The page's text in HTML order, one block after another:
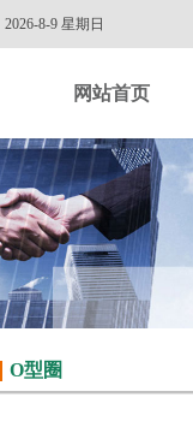
2026-8-9 星期日
网站首页
O型圈